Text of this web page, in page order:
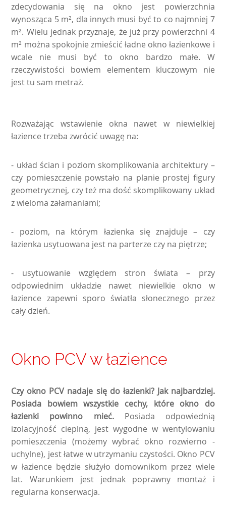
zdecydowania się na okno jest powierzchnia
wynosząca 5 m², dla innych musi być to co najmniej 7
m². Wielu jednak przyznaje, że już przy powierzchni 4
m² można spokojnie zmieścić ładne okno łazienkowe i
wcale nie musi być to okno bardzo małe. W
rzeczywistości bowiem elementem kluczowym nie
jest tu sam metraż.
Rozważając wstawienie okna nawet w niewielkiej
łazience trzeba zwrócić uwagę na:
- układ ścian i poziom skomplikowania architektury –
czy pomieszczenie powstało na planie prostej figury
geometrycznej, czy też ma dość skomplikowany układ
z wieloma załamaniami;
- poziom, na którym łazienka się znajduje – czy
łazienka usytuowana jest na parterze czy na piętrze;
- usytuowanie względem stron świata – przy
odpowiednim układzie nawet niewielkie okno w
łazience zapewni sporo światła słonecznego przez
cały dzień.
Okno PCV w łazience
Czy okno PCV nadaje się do łazienki? Jak najbardziej.
Posiada bowiem wszystkie cechy, które okno do
łazienki powinno mieć. Posiada odpowiednią
izolacyjność cieplną, jest wygodne w wentylowaniu
pomieszczenia (możemy wybrać okno rozwierno -
uchylne), jest łatwe w utrzymaniu czystości. Okno PCV
w łazience będzie służyło domownikom przez wiele
lat. Warunkiem jest jednak poprawny montaż i
regularna konserwacja.